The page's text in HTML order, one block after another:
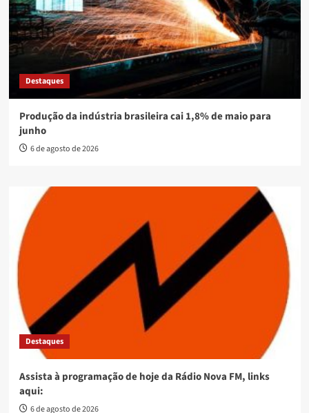
Destaques
Produção da indústria brasileira cai 1,8% de maio para
junho
6 de agosto de 2026
Destaques
Assista à programação de hoje da Rádio Nova FM, links
aqui:
6 de agosto de 2026